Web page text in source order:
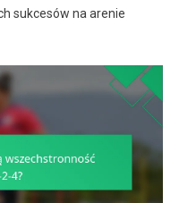
sukcesów na arenie